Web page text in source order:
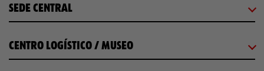
SEDE CENTRAL
CENTRO LOGÍSTICO / MUSEO